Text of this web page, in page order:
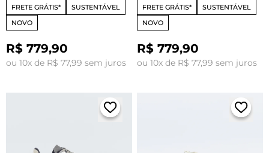
FRETE GRÁTIS*
SUSTENTÁVEL
NOVO
R$ 779,90
ou 10x de R$ 77,99 sem juros
FRETE GRÁTIS*
SUSTENTÁVEL
NOVO
R$ 779,90
ou 10x de R$ 77,99 sem juros